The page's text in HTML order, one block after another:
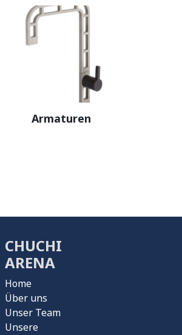
Armaturen
CHUCHI
ARENA
Home
Über uns
Unser Team
Unsere